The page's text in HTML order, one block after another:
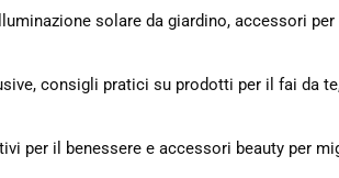
solare da giardino, accessori
consigli pratici su prodotti per il fai da
per il benessere e accessori beauty per